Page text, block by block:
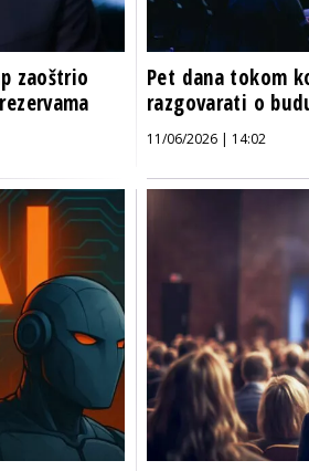
zaoštrio
Pet dana tokom
razgovarati o
11/06/2026 | 14:02